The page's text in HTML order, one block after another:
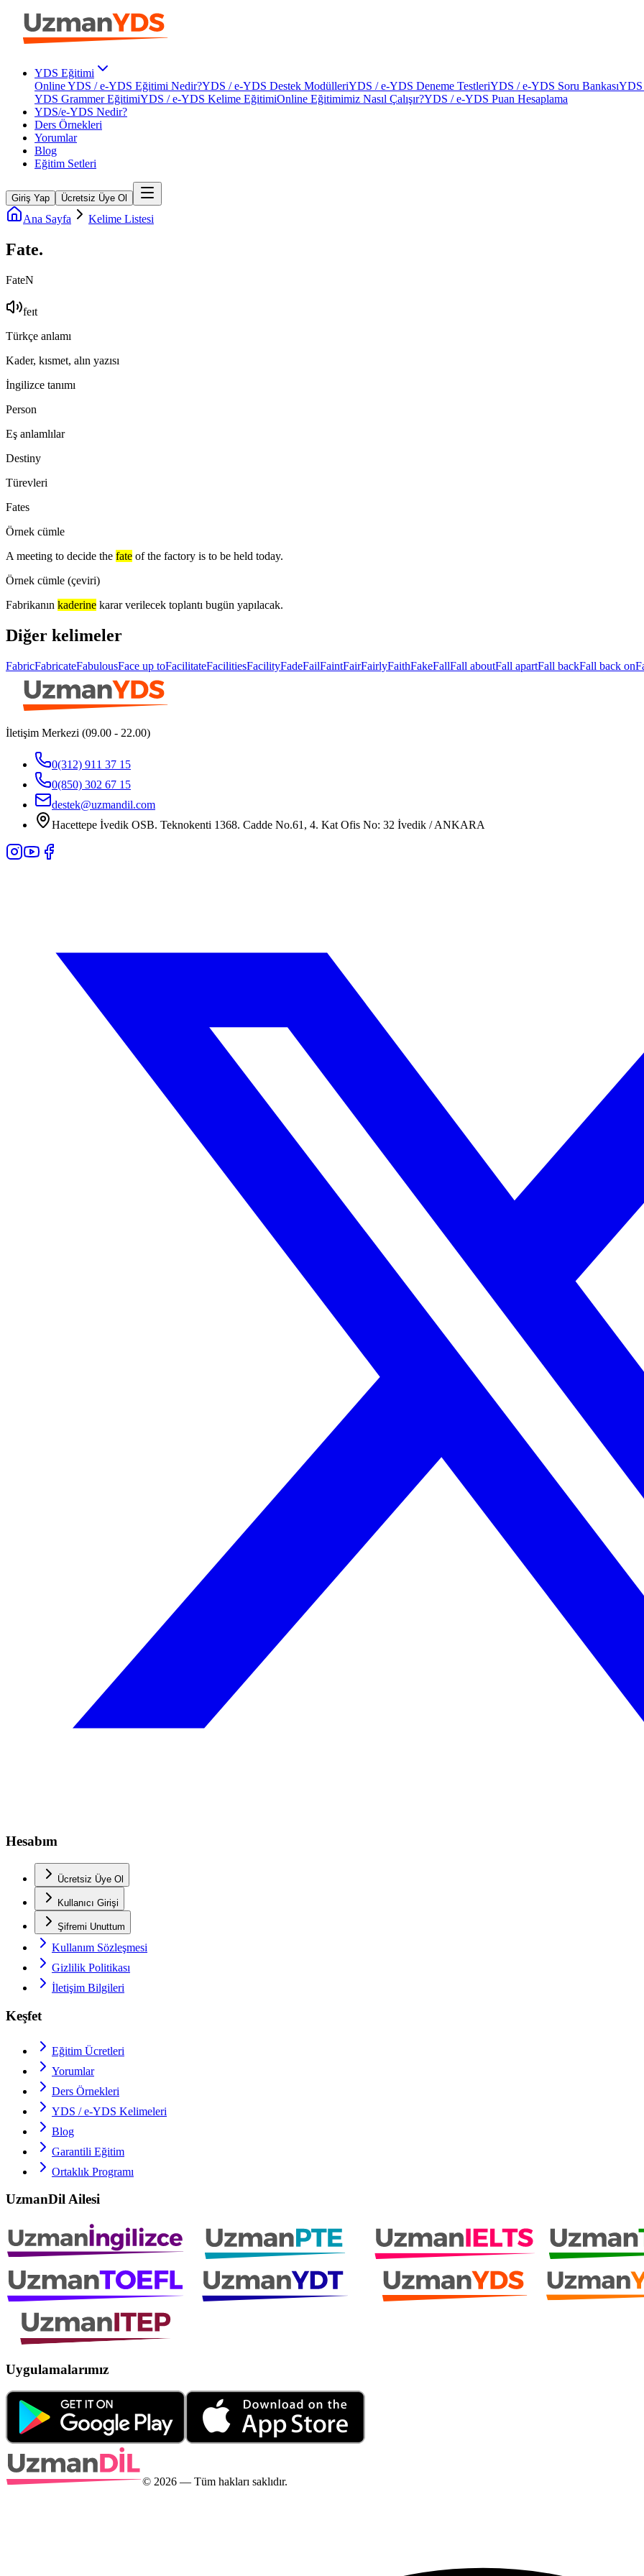
YDS Eğitimi
Online YDS / e-YDS Eğitimi Nedir?YDS / e-YDS Destek ModülleriYDS / e-YDS Deneme TestleriYDS / e-YDS Soru BankasıYDS
YDS Grammer EğitimiYDS / e-YDS Kelime EğitimiOnline Eğitimimiz Nasıl Çalışır?YDS / e-YDS Puan Hesaplama
YDS/e-YDS Nedir?
Ders Örnekleri
Yorumlar
Blog
Eğitim Setleri
Giriş Yap Ücretsiz Üye Ol
Ana Sayfa Kelime Listesi
Fate.
FateN
feɪt
Türkçe anlamı
Kader, kısmet, alın yazısı
İngilizce tanımı
Person
Eş anlamlılar
Destiny
Türevleri
Fates
Örnek cümle
A meeting to decide the fate of the factory is to be held today.
Örnek cümle (çeviri)
Fabrikanın kaderine karar verilecek toplantı bugün yapılacak.
Diğer kelimeler
FabricFabricateFabulousFace up toFacilitateFacilitiesFacilityFadeFailFaintFairFairlyFaithFakeFallFall aboutFall apartFall backFall back on
İletişim Merkezi (09.00 - 22.00)
0(312) 911 37 15
0(850) 302 67 15
destek@uzmandil.com
Hacettepe İvedik OSB. Teknokenti 1368. Cadde No.61, 4. Kat Ofis No: 32 İvedik / ANKARA
Hesabım
Ücretsiz Üye Ol
Kullanıcı Girişi
Şifremi Unuttum
Kullanım Sözleşmesi
Gizlilik Politikası
İletişim Bilgileri
Keşfet
Eğitim Ücretleri
Yorumlar
Ders Örnekleri
YDS / e-YDS Kelimeleri
Blog
Garantili Eğitim
Ortaklık Programı
UzmanDil Ailesi
Uygulamalarımız
© 2026 — Tüm hakları saklıdır.